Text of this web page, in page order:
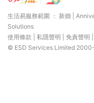
生活易服務範圍 ： 新婚
Solutions
使用條款
私隱聲明 免責聲明
© ESD Services Limited